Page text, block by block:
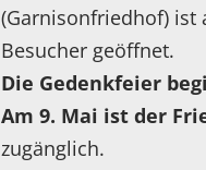
(Garnisonfriedhof) ist
Besucher geöffnet.
Die Gedenkfeier
Am 9. Mai ist der
zugänglich.